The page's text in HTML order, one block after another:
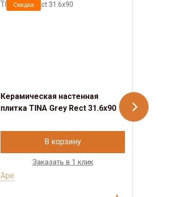
Скидка
Керамическая настенная
плитка TINA Grey Rect 31.6x90
В корзину
Заказать в 1 клик
Ape
плитка